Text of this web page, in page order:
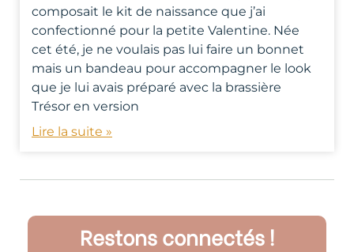
composait le kit de naissance que j’ai
confectionné pour la petite Valentine. Née
cet été, je ne voulais pas lui faire un bonnet
mais un bandeau pour accompagner le look
que je lui avais préparé avec la brassière
Trésor en version
Lire la suite »
Restons connectés !